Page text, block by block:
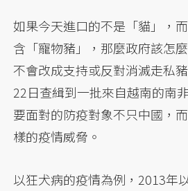
如果今天進口的不是「貓」，
含「寵物豬」，那麼政府該怎
不會改成支持或反對消滅走私
22日查緝到一批來自越南的南
要面對的防疫對象不只中國，
樣的疫情威脅。
以狂犬病的疫情為例，2013年